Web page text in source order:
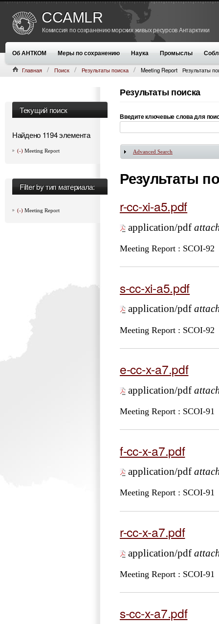
CCAMLR
Комиссия по сохранению морских живых ресурсов Антарктики
Об АНТКОМ Меры по сохранению Наука Промыслы
Главная Поиск Результаты поиска Meeting Report Результаты
Текущий поиск
Найдено 1194 элемента
(-) Meeting Report
Filter by тип материала:
(-) Meeting Report
Результаты поиска
Введите ключевые слова для
Показать
Advanced Search
Результаты
r-cc-xi-a5.pdf
application/pdf
Meeting Report : SCOI-92
s-cc-xi-a5.pdf
application/pdf
Meeting Report : SCOI-92
e-cc-x-a7.pdf
application/pdf
Meeting Report : SCOI-91
f-cc-x-a7.pdf
application/pdf
Meeting Report : SCOI-91
r-cc-x-a7.pdf
application/pdf
Meeting Report : SCOI-91
s-cc-x-a7.pdf